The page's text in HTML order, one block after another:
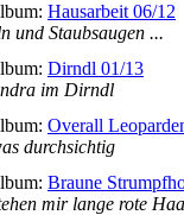
Hausarbeit 06/12
und Staubsaugen ...
Dirndl 01/13
im Dirndl
Overall
durchsichtig
Braune
mir lange rote